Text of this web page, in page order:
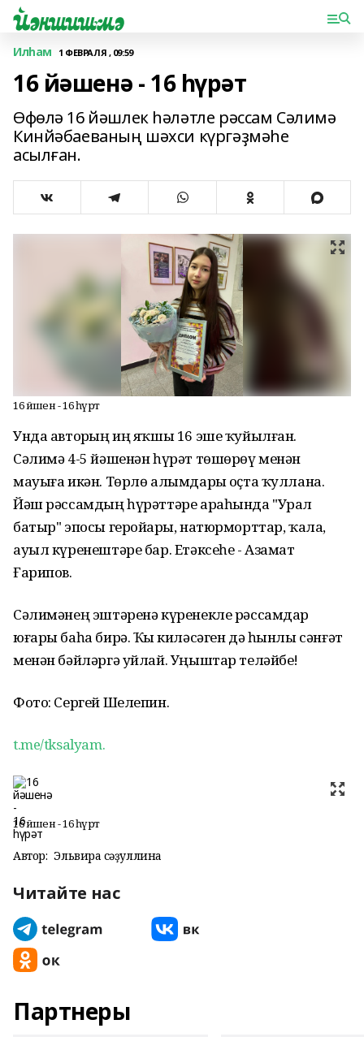
Илһам 1 ФЕВРАЛЯ , 09:59
16 йәшенә - 16 һүрәт
Өфөлә 16 йәшлек һәләтле рәссам Сәлимә
Кинйәбаеваның шәхси күргәҙмәһе
асылған.
16 йәшенә - 16 һүрәт
Унда авторҙың иң яҡшы 16 эше ҡуйылған.
Сәлимә 4-5 йәшенән һүрәт төшөрөү менән
мауыға икән. Төрлө алымдарҙы оҫта ҡуллана.
Йәш рәссамдың һүрәттәре араһында "Урал
батыр" эпосы геройҙары, натюрморттар, ҡала,
ауыл күренештәре бар. Етәксеһе - Азамат
Ғарипов.
Сәлимәнең эштәренә күренекле рәссамдар
юғары баһа бирә. Ҡыҙ киләсәген дә һынлы сәнғәт
менән бәйләргә уйлай. Уңыштар теләйбеҙ!
Фото: Cергей Шелепин.
t.me/tksalyam.
16 йәшенә - 16 һүрәт
Автор: Эльвира Әсәҙуллина
Читайте нас
Партнеры